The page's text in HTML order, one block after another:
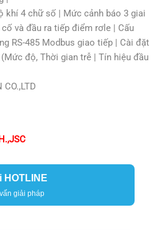
khí 4 chữ số | Mức cảnh báo 3 giai
và đầu ra tiếp điểm rơle | Cấu
RS-485 Modbus giao tiếp | Cài đặt
độ, Thời gian trễ | Tín hiệu đầu
HOTLINE
giải pháp